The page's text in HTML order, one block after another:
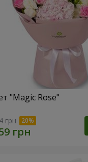
"Magic Rose"
грн